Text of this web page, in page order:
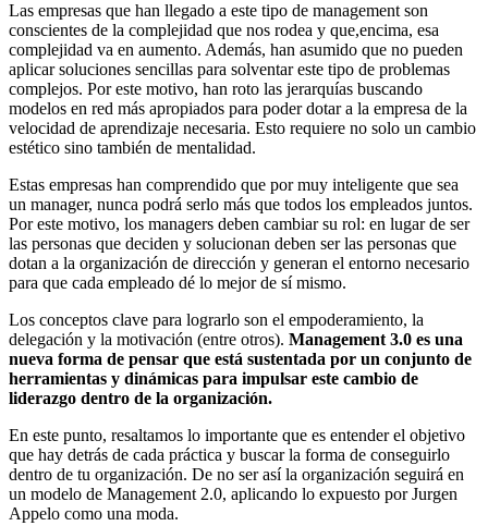
Las empresas que han llegado a este tipo de management son
conscientes de la complejidad que nos rodea y que,encima, esa
complejidad va en aumento. Además, han asumido que no pueden
aplicar soluciones sencillas para solventar este tipo de problemas
complejos. Por este motivo, han roto las jerarquías buscando
modelos en red más apropiados para poder dotar a la empresa de la
velocidad de aprendizaje necesaria. Esto requiere no solo un cambio
estético sino también de mentalidad.
Estas empresas han comprendido que por muy inteligente que sea
un manager, nunca podrá serlo más que todos los empleados juntos.
Por este motivo, los managers deben cambiar su rol: en lugar de ser
las personas que deciden y solucionan deben ser las personas que
dotan a la organización de dirección y generan el entorno necesario
para que cada empleado dé lo mejor de sí mismo.
Los conceptos clave para lograrlo son el empoderamiento, la
delegación y la motivación (entre otros). Management 3.0 es una
nueva forma de pensar que está sustentada por un conjunto de
herramientas y dinámicas para impulsar este cambio de
liderazgo dentro de la organización.
En este punto, resaltamos lo importante que es entender el objetivo
que hay detrás de cada práctica y buscar la forma de conseguirlo
dentro de tu organización. De no ser así la organización seguirá en
un modelo de Management 2.0, aplicando lo expuesto por Jurgen
Appelo como una moda.